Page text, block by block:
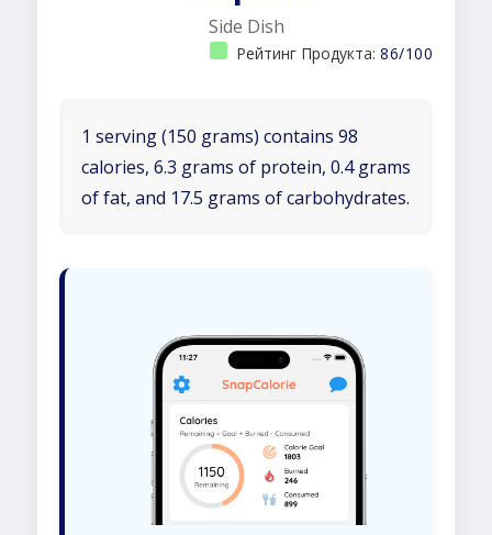
Side Dish
Рейтинг Продукта: 86/100
1 serving (150 grams) contains 98
calories, 6.3 grams of protein, 0.4 grams
of fat, and 17.5 grams of carbohydrates.